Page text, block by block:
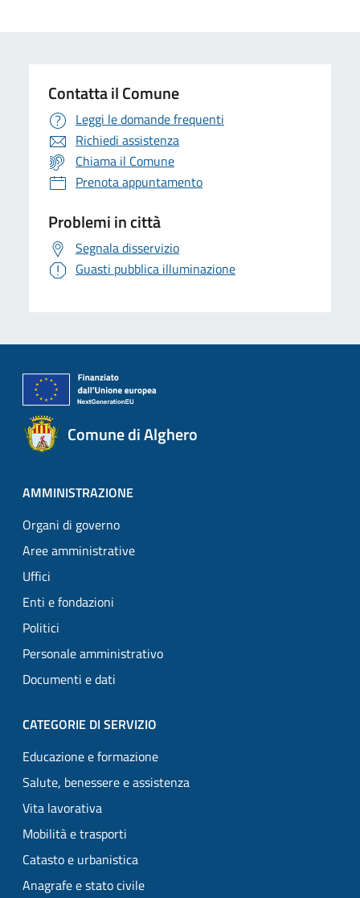
Contatta il Comune
Leggi le domande frequenti
Richiedi assistenza
Chiama il Comune
Prenota appuntamento
Problemi in città
Segnala disservizio
Guasti pubblica illuminazione
Comune di Alghero
AMMINISTRAZIONE
Organi di governo
Aree amministrative
Uffici
Enti e fondazioni
Politici
Personale amministrativo
Documenti e dati
CATEGORIE DI SERVIZIO
Educazione e formazione
Salute, benessere e assistenza
Vita lavorativa
Mobilità e trasporti
Catasto e urbanistica
Anagrafe e stato civile